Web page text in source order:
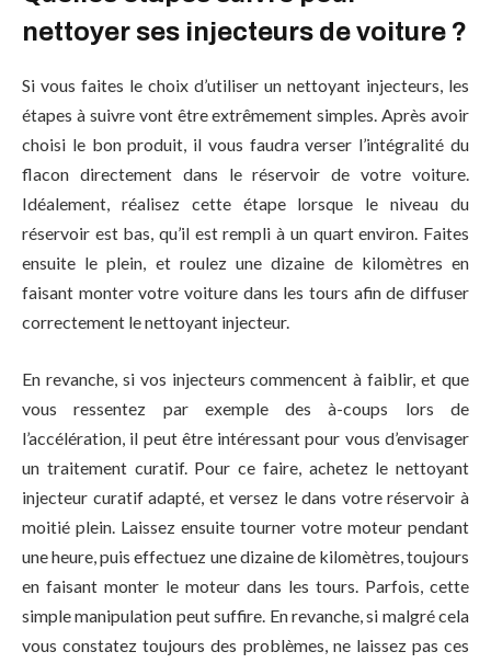
nettoyer ses injecteurs de voiture ?
Si vous faites le choix d’utiliser un nettoyant injecteurs, les
étapes à suivre vont être extrêmement simples. Après avoir
choisi le bon produit, il vous faudra verser l’intégralité du
flacon directement dans le réservoir de votre voiture.
Idéalement, réalisez cette étape lorsque le niveau du
réservoir est bas, qu’il est rempli à un quart environ. Faites
ensuite le plein, et roulez une dizaine de kilomètres en
faisant monter votre voiture dans les tours afin de diffuser
correctement le nettoyant injecteur.
En revanche, si vos injecteurs commencent à faiblir, et que
vous ressentez par exemple des à-coups lors de
l’accélération, il peut être intéressant pour vous d’envisager
un traitement curatif. Pour ce faire, achetez le nettoyant
injecteur curatif adapté, et versez le dans votre réservoir à
moitié plein. Laissez ensuite tourner votre moteur pendant
une heure, puis effectuez une dizaine de kilomètres, toujours
en faisant monter le moteur dans les tours. Parfois, cette
simple manipulation peut suffire. En revanche, si malgré cela
vous constatez toujours des problèmes, ne laissez pas ces